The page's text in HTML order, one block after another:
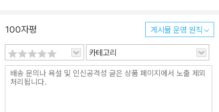
100자평 게시물 운영 원칙
카테고리